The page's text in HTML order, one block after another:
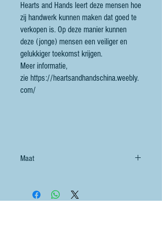
Hearts and Hands leert deze mensen hoe
zij handwerk kunnen maken dat goed te
verkopen is. Op deze manier kunnen
deze (jonge) mensen een veiliger en
gelukkiger toekomst krijgen.
Meer informatie,
zie https://heartsandhandschina.weebly.
com/
Maat